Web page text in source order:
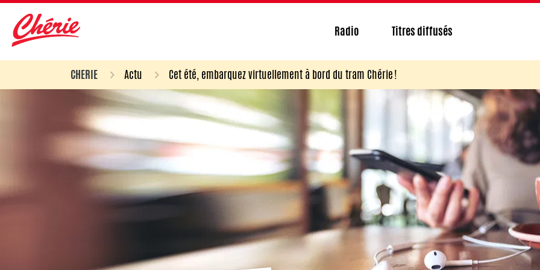
Radio Titres diffusés
CHERIE Actu Cet été, embarquez virtuellement à bord du tram Chérie !